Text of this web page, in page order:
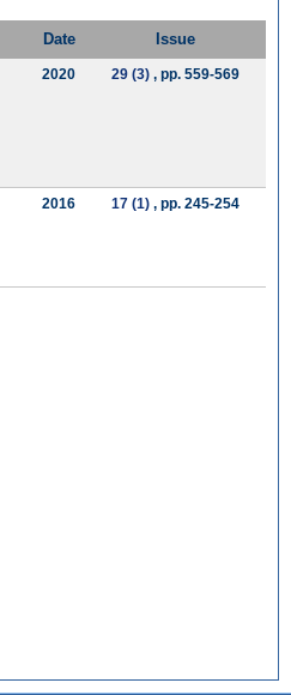
Date Issue
2020 29 (3), pp. 559-569
2016 17 (1), pp. 245-254